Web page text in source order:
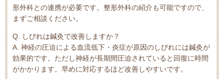
形外科との連携が必要です。整形外科の紹介も可能ですので、
まずご相談ください。
Q. しびれは鍼灸で改善しますか？
A. 神経の圧迫による血流低下・炎症が原因のしびれには鍼灸が
効果的です。ただし神経が長期間圧迫されていると回復に時間
がかかります。早めに対応するほど改善しやすいです。